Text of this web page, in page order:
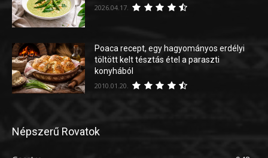
2026.04.17.
Poaca recept, egy hagyományos erdélyi
töltött kelt tésztás étel a paraszti
konyhából
2010.01.20.
Népszerű Rovatok